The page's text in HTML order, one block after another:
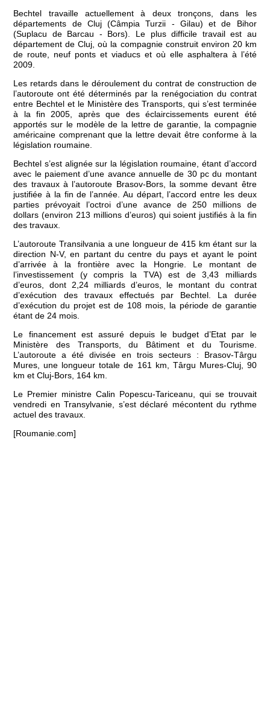
Bechtel travaille actuellement à deux tronçons, dans les
départements de Cluj (Câmpia Turzii - Gilau) et de Bihor
(Suplacu de Barcau - Bors). Le plus difficile travail est au
département de Cluj, où la compagnie construit environ 20 km
de route, neuf ponts et viaducs et où elle asphaltera à l’été
2009.
Les retards dans le déroulement du contrat de construction de
l’autoroute ont été déterminés par la renégociation du contrat
entre Bechtel et le Ministère des Transports, qui s’est terminée
à la fin 2005, après que des éclaircissements eurent été
apportés sur le modèle de la lettre de garantie, la compagnie
américaine comprenant que la lettre devait être conforme à la
législation roumaine.
Bechtel s’est alignée sur la législation roumaine, étant d’accord
avec le paiement d’une avance annuelle de 30 pc du montant
des travaux à l’autoroute Brasov-Bors, la somme devant être
justifiée à la fin de l’année. Au départ, l’accord entre les deux
parties prévoyait l’octroi d’une avance de 250 millions de
dollars (environ 213 millions d’euros) qui soient justifiés à la fin
des travaux.
L’autoroute Transilvania a une longueur de 415 km étant sur la
direction N-V, en partant du centre du pays et ayant le point
d’arrivée à la frontière avec la Hongrie. Le montant de
l’investissement (y compris la TVA) est de 3,43 milliards
d’euros, dont 2,24 milliards d’euros, le montant du contrat
d’exécution des travaux effectués par Bechtel. La durée
d’exécution du projet est de 108 mois, la période de garantie
étant de 24 mois.
Le financement est assuré depuis le budget d’Etat par le
Ministère des Transports, du Bâtiment et du Tourisme.
L’autoroute a été divisée en trois secteurs : Brasov-Târgu
Mures, une longueur totale de 161 km, Târgu Mures-Cluj, 90
km et Cluj-Bors, 164 km.
Le Premier ministre Calin Popescu-Tariceanu, qui se trouvait
vendredi en Transylvanie, s’est déclaré mécontent du rythme
actuel des travaux.
[Roumanie.com]